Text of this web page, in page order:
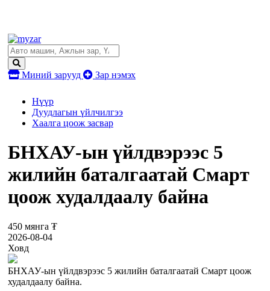
Миний зарууд Зар нэмэх
Нүүр
Дуудлагын үйлчилгээ
Хаалга цоож засвар
БНХАУ-ын үйлдвэрээс 5
жилийн баталгаатай Смарт
цоож худалдаалу байна
450 мянга ₮
2026-08-04
Ховд
БНХАУ-ын үйлдвэрээс 5 жилийн баталгаатай Смарт цоож
худалдаалу байна.